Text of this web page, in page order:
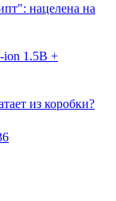
нацелена на
ion 1.5В +
из коробки?